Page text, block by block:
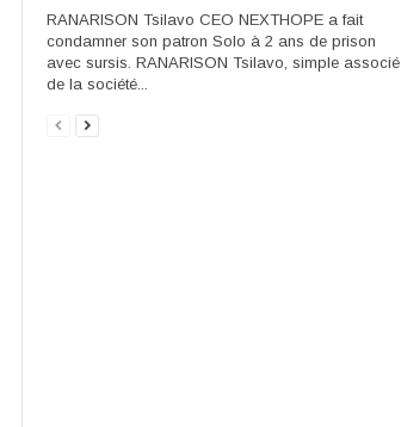
RANARISON Tsilavo CEO NEXTHOPE a fait
condamner son patron Solo à 2 ans de prison
avec sursis. RANARISON Tsilavo, simple associé
de la société...